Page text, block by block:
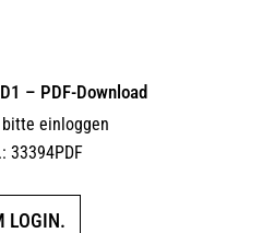
– PDF-Download
einloggen
33394PDF
LOGIN.